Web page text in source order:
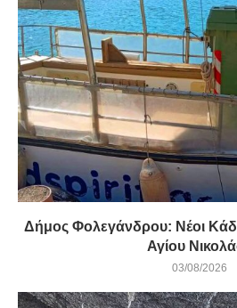
Δήμος Φολεγάνδρου: Νέοι
Αγίου
03/08/2026